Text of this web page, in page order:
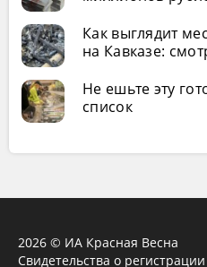
Как выглядит
на Кавказе:
Не ешьте эту
список
2026 © ИА Красная Весна
Свидетельства о